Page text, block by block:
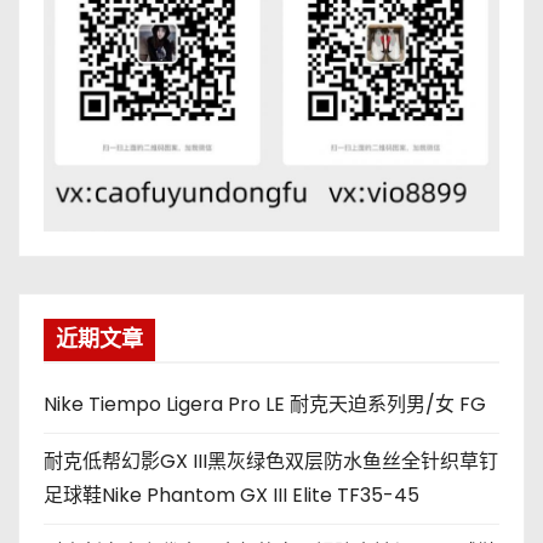
近期文章
Nike Tiempo Ligera Pro LE 耐克天迫系列男/女 FG
耐克低帮幻影GX III黑灰绿色双层防水鱼丝全针织草钉
足球鞋Nike Phantom GX III Elite TF35-45